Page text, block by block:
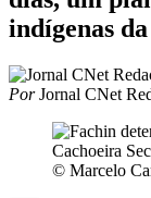
indígenas
PorJornal CNet
© Marcelo